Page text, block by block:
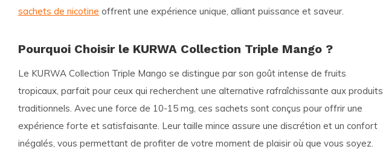
sachets de nicotine offrent une expérience unique, alliant puissance et saveur.
Pourquoi Choisir le KURWA Collection Triple Mango ?
Le KURWA Collection Triple Mango se distingue par son goût intense de fruits
tropicaux, parfait pour ceux qui recherchent une alternative rafraîchissante aux produits
traditionnels. Avec une force de 10-15 mg, ces sachets sont conçus pour offrir une
expérience forte et satisfaisante. Leur taille mince assure une discrétion et un confort
inégalés, vous permettant de profiter de votre moment de plaisir où que vous soyez.